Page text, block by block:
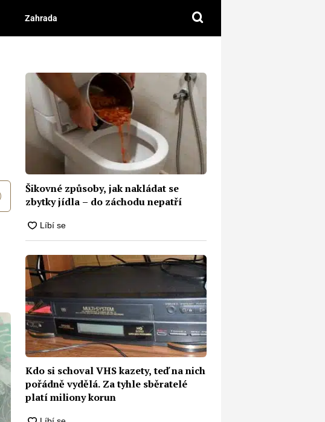
Zahrada
Šikovné způsoby, jak nakládat se
zbytky jídla – do záchodu nepatří
Kdo si schoval VHS kazety, teď na nich
pořádně vydělá. Za tyhle sběratelé
platí miliony korun